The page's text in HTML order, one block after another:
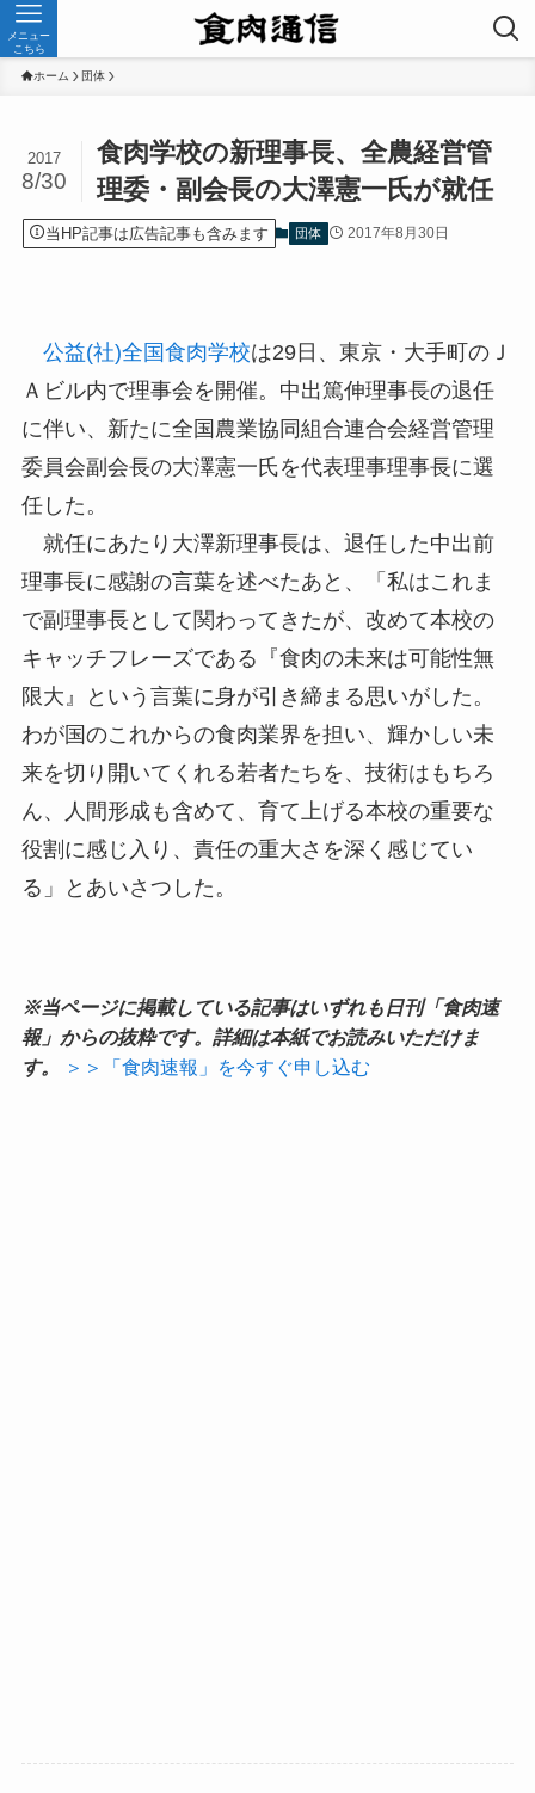
メニュー
こちら
ホーム 団体
食肉学校の新理事長、全農経営管
理委・副会長の大澤憲一氏が就任
2017
8/30
当HP記事は広告記事も含みます 団体 2017年8月30日
公益(社)全国食肉学校は29日、東京・大手町のＪ
Ａビル内で理事会を開催。中出篤伸理事長の退任
に伴い、新たに全国農業協同組合連合会経営管理
委員会副会長の大澤憲一氏を代表理事理事長に選
任した。
就任にあたり大澤新理事長は、退任した中出前
理事長に感謝の言葉を述べたあと、「私はこれま
で副理事長として関わってきたが、改めて本校の
キャッチフレーズである『食肉の未来は可能性無
限大』という言葉に身が引き締まる思いがした。
わが国のこれからの食肉業界を担い、輝かしい未
来を切り開いてくれる若者たちを、技術はもちろ
ん、人間形成も含めて、育て上げる本校の重要な
役割に感じ入り、責任の重大さを深く感じてい
る」とあいさつした。
※当ページに掲載している記事はいずれも日刊「食肉速
報」からの抜粋です。詳細は本紙でお読みいただけま
す。
＞＞「食肉速報」を今すぐ申し込む